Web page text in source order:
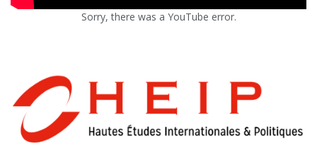
Sorry, there was a YouTube error.